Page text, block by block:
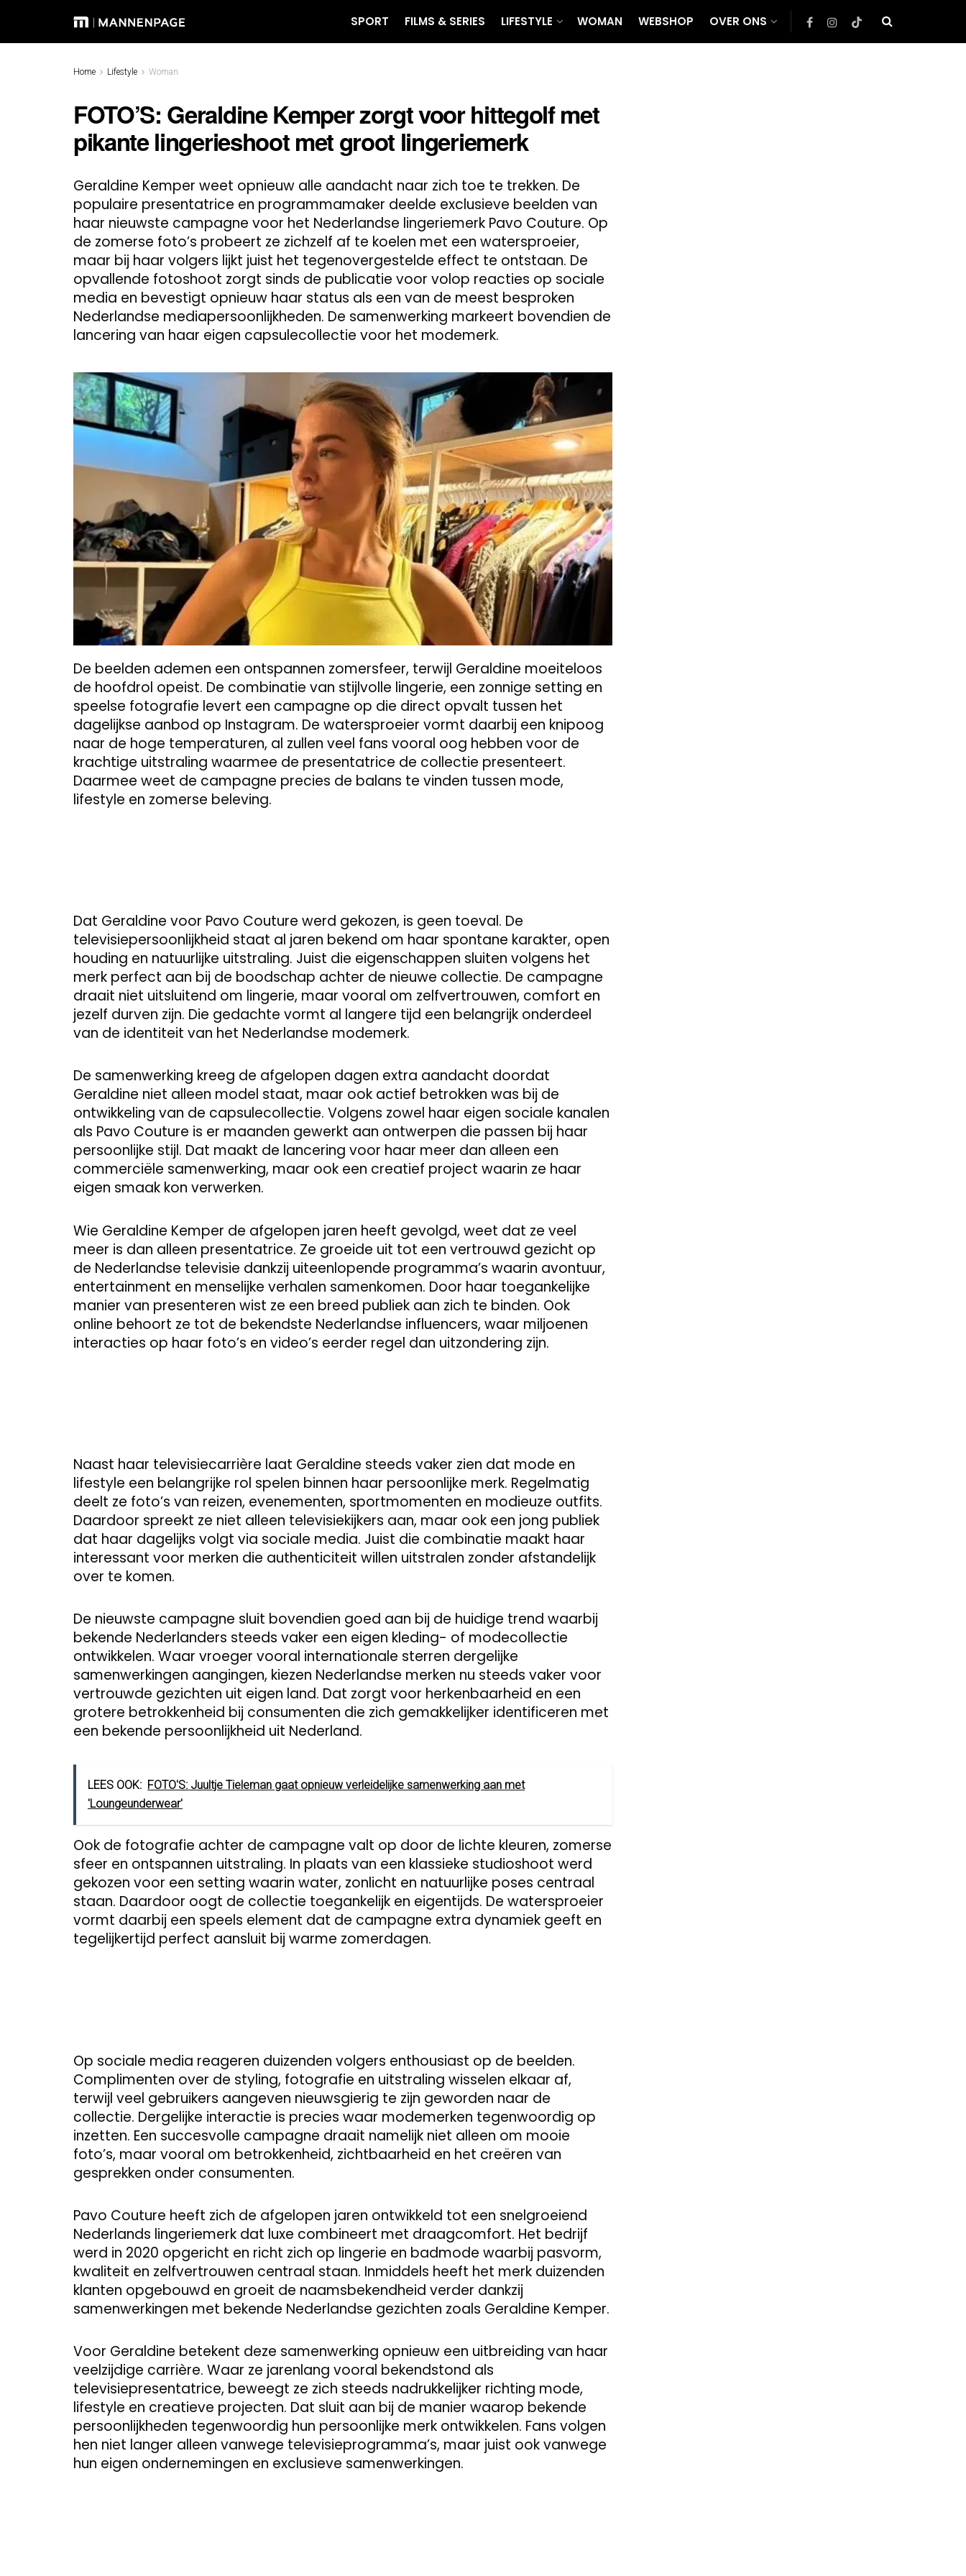
SPORT FILMS & SERIES LIFESTYLE WOMAN WEBSHOP OVER ONS
Home Lifestyle Woman
FOTO’S: Geraldine Kemper zorgt voor hittegolf met
pikante lingerieshoot met groot lingeriemerk
Geraldine Kemper weet opnieuw alle aandacht naar zich toe te trekken. De
populaire presentatrice en programmamaker deelde exclusieve beelden van
haar nieuwste campagne voor het Nederlandse lingeriemerk Pavo Couture. Op
de zomerse foto’s probeert ze zichzelf af te koelen met een watersproeier,
maar bij haar volgers lijkt juist het tegenovergestelde effect te ontstaan. De
opvallende fotoshoot zorgt sinds de publicatie voor volop reacties op sociale
media en bevestigt opnieuw haar status als een van de meest besproken
Nederlandse mediapersoonlijkheden. De samenwerking markeert bovendien de
lancering van haar eigen capsulecollectie voor het modemerk.
De beelden ademen een ontspannen zomersfeer, terwijl Geraldine moeiteloos
de hoofdrol opeist. De combinatie van stijlvolle lingerie, een zonnige setting en
speelse fotografie levert een campagne op die direct opvalt tussen het
dagelijkse aanbod op Instagram. De watersproeier vormt daarbij een knipoog
naar de hoge temperaturen, al zullen veel fans vooral oog hebben voor de
krachtige uitstraling waarmee de presentatrice de collectie presenteert.
Daarmee weet de campagne precies de balans te vinden tussen mode,
lifestyle en zomerse beleving.
Dat Geraldine voor Pavo Couture werd gekozen, is geen toeval. De
televisiepersoonlijkheid staat al jaren bekend om haar spontane karakter, open
houding en natuurlijke uitstraling. Juist die eigenschappen sluiten volgens het
merk perfect aan bij de boodschap achter de nieuwe collectie. De campagne
draait niet uitsluitend om lingerie, maar vooral om zelfvertrouwen, comfort en
jezelf durven zijn. Die gedachte vormt al langere tijd een belangrijk onderdeel
van de identiteit van het Nederlandse modemerk.
De samenwerking kreeg de afgelopen dagen extra aandacht doordat
Geraldine niet alleen model staat, maar ook actief betrokken was bij de
ontwikkeling van de capsulecollectie. Volgens zowel haar eigen sociale kanalen
als Pavo Couture is er maanden gewerkt aan ontwerpen die passen bij haar
persoonlijke stijl. Dat maakt de lancering voor haar meer dan alleen een
commerciële samenwerking, maar ook een creatief project waarin ze haar
eigen smaak kon verwerken.
Wie Geraldine Kemper de afgelopen jaren heeft gevolgd, weet dat ze veel
meer is dan alleen presentatrice. Ze groeide uit tot een vertrouwd gezicht op
de Nederlandse televisie dankzij uiteenlopende programma’s waarin avontuur,
entertainment en menselijke verhalen samenkomen. Door haar toegankelijke
manier van presenteren wist ze een breed publiek aan zich te binden. Ook
online behoort ze tot de bekendste Nederlandse influencers, waar miljoenen
interacties op haar foto’s en video’s eerder regel dan uitzondering zijn.
Naast haar televisiecarrière laat Geraldine steeds vaker zien dat mode en
lifestyle een belangrijke rol spelen binnen haar persoonlijke merk. Regelmatig
deelt ze foto’s van reizen, evenementen, sportmomenten en modieuze outfits.
Daardoor spreekt ze niet alleen televisiekijkers aan, maar ook een jong publiek
dat haar dagelijks volgt via sociale media. Juist die combinatie maakt haar
interessant voor merken die authenticiteit willen uitstralen zonder afstandelijk
over te komen.
De nieuwste campagne sluit bovendien goed aan bij de huidige trend waarbij
bekende Nederlanders steeds vaker een eigen kleding- of modecollectie
ontwikkelen. Waar vroeger vooral internationale sterren dergelijke
samenwerkingen aangingen, kiezen Nederlandse merken nu steeds vaker voor
vertrouwde gezichten uit eigen land. Dat zorgt voor herkenbaarheid en een
grotere betrokkenheid bij consumenten die zich gemakkelijker identificeren met
een bekende persoonlijkheid uit Nederland.
LEES OOK: FOTO'S: Juultje Tieleman gaat opnieuw verleidelijke samenwerking aan met
'Loungeunderwear'
Ook de fotografie achter de campagne valt op door de lichte kleuren, zomerse
sfeer en ontspannen uitstraling. In plaats van een klassieke studioshoot werd
gekozen voor een setting waarin water, zonlicht en natuurlijke poses centraal
staan. Daardoor oogt de collectie toegankelijk en eigentijds. De watersproeier
vormt daarbij een speels element dat de campagne extra dynamiek geeft en
tegelijkertijd perfect aansluit bij warme zomerdagen.
Op sociale media reageren duizenden volgers enthousiast op de beelden.
Complimenten over de styling, fotografie en uitstraling wisselen elkaar af,
terwijl veel gebruikers aangeven nieuwsgierig te zijn geworden naar de
collectie. Dergelijke interactie is precies waar modemerken tegenwoordig op
inzetten. Een succesvolle campagne draait namelijk niet alleen om mooie
foto’s, maar vooral om betrokkenheid, zichtbaarheid en het creëren van
gesprekken onder consumenten.
Pavo Couture heeft zich de afgelopen jaren ontwikkeld tot een snelgroeiend
Nederlands lingeriemerk dat luxe combineert met draagcomfort. Het bedrijf
werd in 2020 opgericht en richt zich op lingerie en badmode waarbij pasvorm,
kwaliteit en zelfvertrouwen centraal staan. Inmiddels heeft het merk duizenden
klanten opgebouwd en groeit de naamsbekendheid verder dankzij
samenwerkingen met bekende Nederlandse gezichten zoals Geraldine Kemper.
Voor Geraldine betekent deze samenwerking opnieuw een uitbreiding van haar
veelzijdige carrière. Waar ze jarenlang vooral bekendstond als
televisiepresentatrice, beweegt ze zich steeds nadrukkelijker richting mode,
lifestyle en creatieve projecten. Dat sluit aan bij de manier waarop bekende
persoonlijkheden tegenwoordig hun persoonlijke merk ontwikkelen. Fans volgen
hen niet langer alleen vanwege televisieprogramma’s, maar juist ook vanwege
hun eigen ondernemingen en exclusieve samenwerkingen.